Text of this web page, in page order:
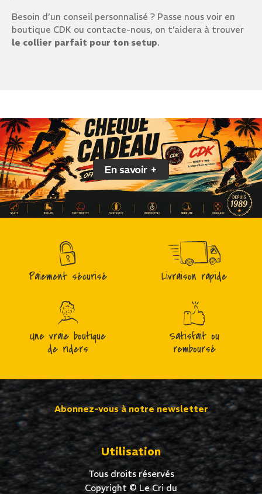
Besoin d’un conseil personnalisé ? Passe nous voir en
boutique CDK ou contacte-nous, on t’aidera à trouver
le collier parfait pour ton setup.
En savoir +
Paiement sécurisé Livraison rapide
Une vraie boutique
de riders
Satisfait ou
remboursé
Abonnez-vous à notre newsletter
Utilisation
Tous droits réservés
Copyright © Le Cri du